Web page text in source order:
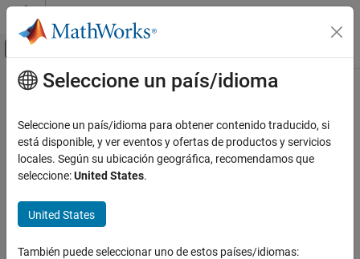
Saltar al contenido
Mostrar/ocultar menú de navegación
Inicio de Documentación
Contenido principal
How useful was this information?
Seleccione un país/idioma
Seleccione un país/idioma para obtener contenido traducido, si
está disponible, y ver eventos y ofertas de productos y servicios
locales. Según su ubicación geográfica, recomendamos que
seleccione:United States.
United States
También puede seleccionar uno de estos países/idiomas: